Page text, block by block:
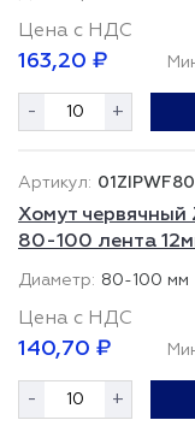
Цена с НДС
163,20 ₽
- +
Хомут червячный
80-100 лента
80-100 мм
Цена с НДС
140,70 ₽
- +